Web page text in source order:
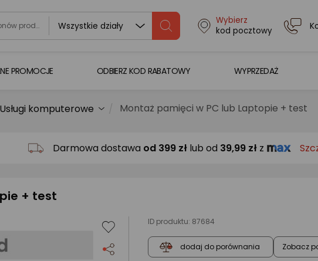
Wszystkie działy
Wybierz
kod pocztowy
PROMOCJE ODBIERZ KOD RABATOWY WYPRZEDAŻ
Usługi komputerowe Montaż pamięci w PC lub Laptopie + test
Darmowa dostawa od 399 zł lub od 39,99 zł z
+ test
ID produktu: 87684
dodaj do porównania Zobacz